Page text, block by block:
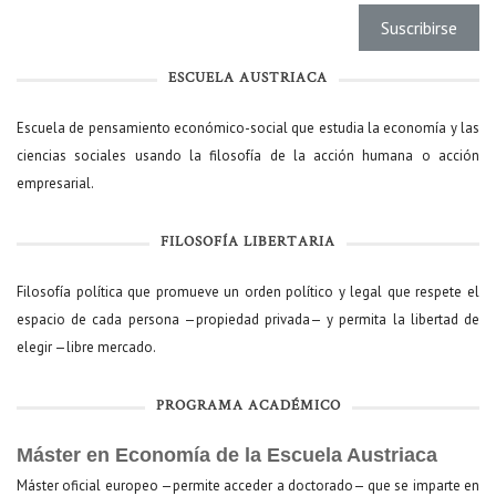
ESCUELA AUSTRIACA
Escuela de pensamiento económico-social que estudia la economía y las
ciencias sociales usando la filosofía de la acción humana o acción
empresarial.
FILOSOFÍA LIBERTARIA
Filosofía política que promueve un orden político y legal que respete el
espacio de cada persona —propiedad privada— y permita la libertad de
elegir —libre mercado.
PROGRAMA ACADÉMICO
Máster en Economía de la Escuela Austriaca
Máster oficial europeo —permite acceder a doctorado— que se imparte en